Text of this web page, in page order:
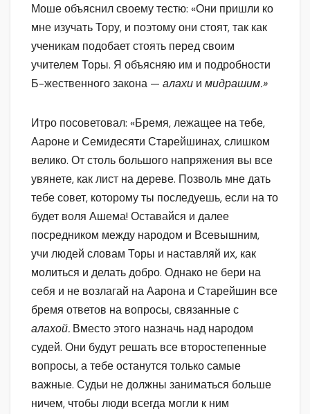
Моше объяснил своему тестю: «Они пришли ко
мне изучать Тору, и поэтому они стоят, так как
ученикам подобает стоять перед своим
учителем Торы. Я объясняю им и подробности
Б-жественного закона — алахи и мидрашим.»
Итро посоветовал: «Бремя, лежащее на тебе,
Аароне и Семидесяти Старейшинах, слишком
велико. От столь большого напряжения вы все
увянете, как лист на дереве. Позволь мне дать
тебе совет, которому ты последуешь, если на то
будет воля Ашема! Оставайся и далее
посредником между народом и Всевышним,
учи людей словам Торы и наставляй их, как
молиться и делать добро. Однако не бери на
себя и не возлагай на Аарона и Старейшин все
бремя ответов на вопросы, связанные с
алахой. Вместо этого назначь над народом
судей. Они будут решать все второстепенные
вопросы, а тебе останутся только самые
важные. Судьи не должны заниматься больше
ничем, чтобы люди всегда могли к ним